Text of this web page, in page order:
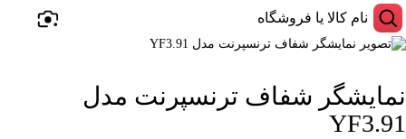
نمایشگر شفاف ترنسپرنت مدل
YF3.91